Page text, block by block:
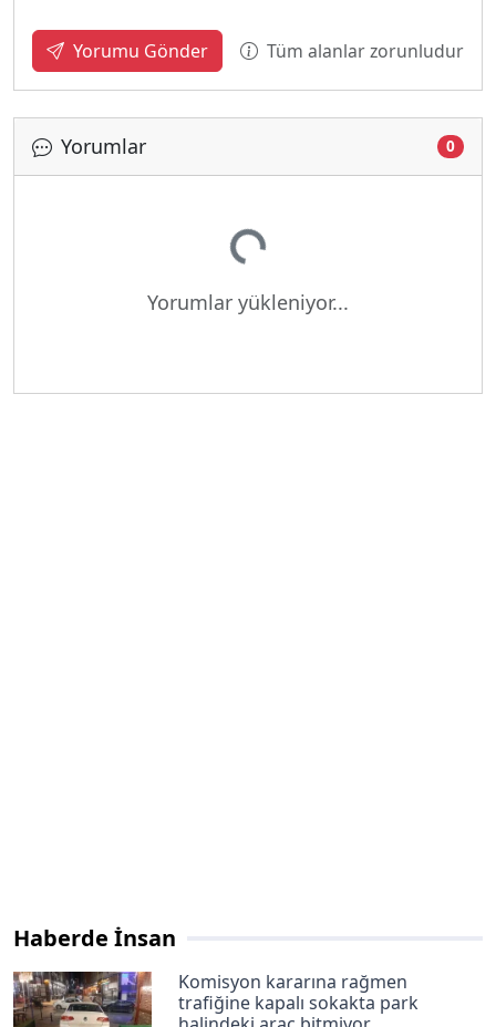
Yorumu Gönder Tüm alanlar zorunludur
Yorumlar 0
Yükleniyor...
Yorumlar yükleniyor...
Haberde İnsan
Komisyon kararına rağmen
trafiğine kapalı sokakta park